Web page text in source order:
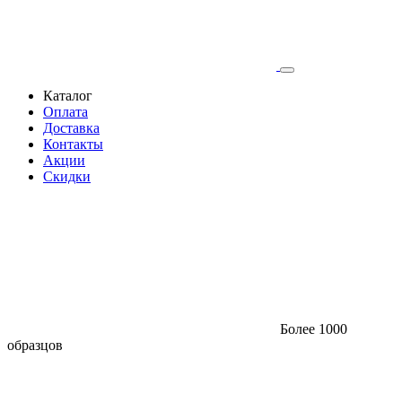
Каталог
Оплата
Доставка
Контакты
Акции
Скидки
Более 1000
образцов